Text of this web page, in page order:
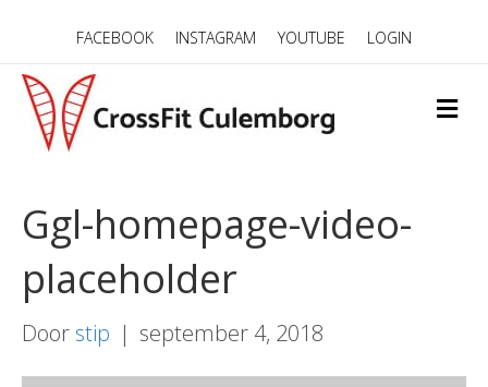
FACEBOOK INSTAGRAM YOUTUBE LOGIN
M
E
Ggl-homepage-video-
placeholder
Door stip | september 4, 2018